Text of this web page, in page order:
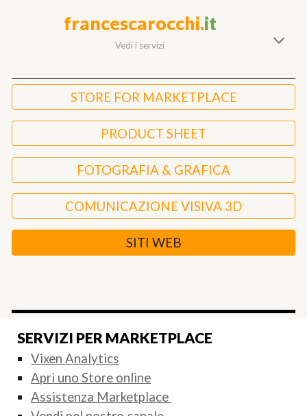
francescarocchi.it
Vedi i servizi
STORE FOR MARKETPLACE
PRODUCT SHEET
FOTOGRAFIA & GRAFICA
COMUNICAZIONE VISIVA 3D
SITI WEB
SERVIZI PER MARKETPLACE
Vixen Analytics
Apri uno Store online
Assistenza Marketplace